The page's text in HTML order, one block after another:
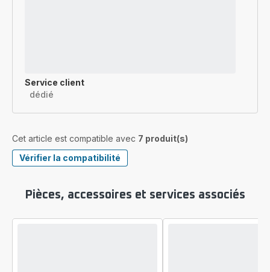
Service client
dédié
Cet article est compatible avec 7 produit(s)
Vérifier la compatibilité
Pièces, accessoires et services associés